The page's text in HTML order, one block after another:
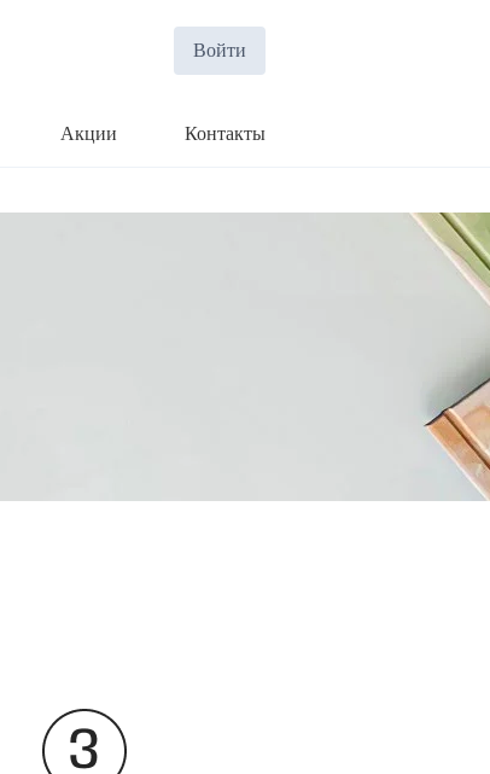
Войти
Акции Контакты